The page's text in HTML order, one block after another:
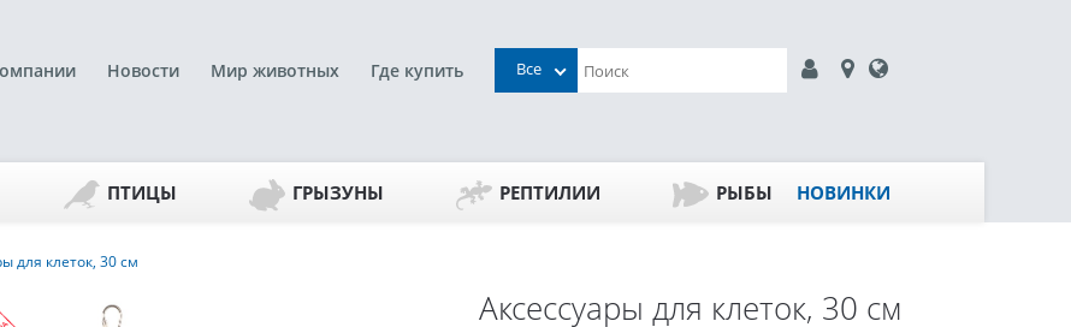
Новости Мир животных Где купить Все
ПТИЦЫ ГРЫЗУНЫ РЕПТИЛИИ РЫБЫ НОВИНКИ
для клеток, 30 см
Аксессуары для клеток, 30 см